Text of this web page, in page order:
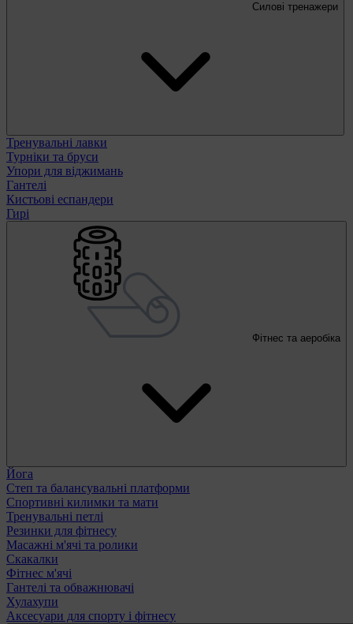
Силові тренажери
Тренувальні лавки
Турніки та бруси
Упори для віджимань
Гантелі
Кистьові еспандери
Гирі
Фітнес та аеробіка
Йога
Степ та балансувальні платформи
Спортивні килимки та мати
Тренувальні петлі
Резинки для фітнесу
Масажні м'ячі та ролики
Скакалки
Фітнес м'ячі
Гантелі та обважнювачі
Хулахупи
Аксесуари для спорту і фітнесу